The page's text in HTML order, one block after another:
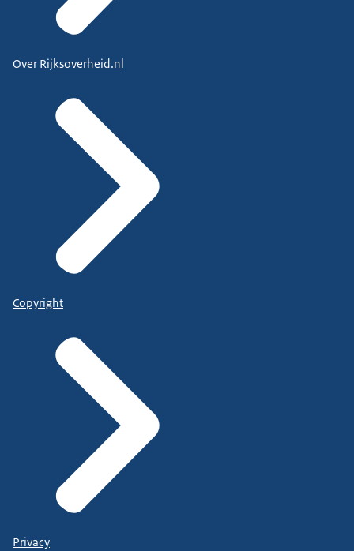
Over Rijksoverheid.nl
Copyright
Privacy